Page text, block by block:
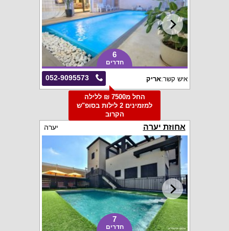
6
חדרים
052-9095573 איש קשר:אריק
החל מ7500 ₪ ללילה
למזמינים 2 לילות בסופ"ש
הקרוב
אחוזת יערה יערה
7
חדרים